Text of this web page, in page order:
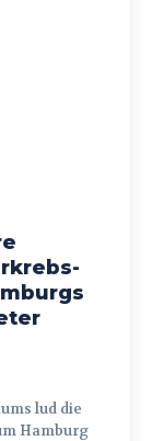
Hamburg